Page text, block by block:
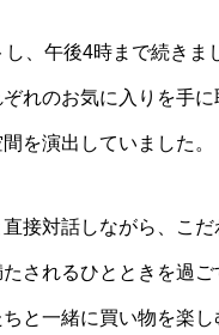
、午後4時まで続き
れのお気に入りを手
を演出していました。
接対話しながら、こ
されるひとときを過
と一緒に買い物を楽